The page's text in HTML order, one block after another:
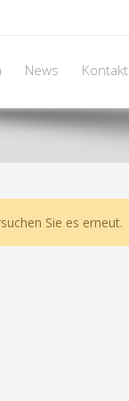
News Kontakt
Sie es erneut.